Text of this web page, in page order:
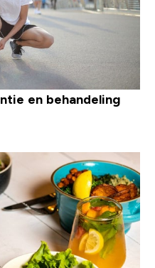
en behandeling